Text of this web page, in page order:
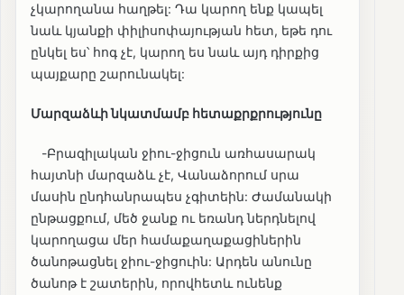
չկարողանա հաղթել: Դա կարող ենք կապել
նաև կյանքի փիլիսոփայության հետ, եթե դու
ընկել ես՝ հոգ չէ, կարող ես նաև այդ դիրքից
պայքարը շարունակել:
Մարզաձևի նկատմամբ հետաքրքրությունը
-Բրազիլական ջիու-ջիցուն առհասարակ
հայտնի մարզաձև չէ, Վանաձորում սրա
մասին ընդհանրապես չգիտեին: Ժամանակի
ընթացքում, մեծ ջանք ու եռանդ ներդնելով
կարողացա մեր համաքաղաքացիներին
ծանոթացնել ջիու-ջիցուին: Արդեն անունը
ծանոթ է շատերին, որովհետև ունենք